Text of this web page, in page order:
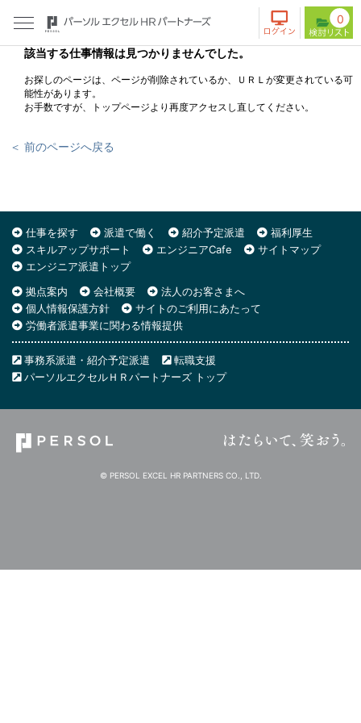
0
該当する仕事情報は見つかりませんでした。
お探しのページは、ページが削除されているか、ＵＲＬが変更されている可
能性があります。
お手数ですが、トップページより再度アクセスし直してください。
＜ 前のページへ戻る
仕事を探す 派遣で働く 紹介予定派遣
福利厚生
スキルアップサポート
エンジニアCafe
サイトマップ
エンジニア派遣トップ
拠点案内
会社概要
法人のお客さまへ
個人情報保護方針
サイトのご利用にあたって
労働者派遣事業に関わる情報提供
事務系派遣・紹介予定派遣
転職支援
パーソルエクセルＨＲパートナーズ トップ
© PERSOL EXCEL HR PARTNERS CO., LTD.